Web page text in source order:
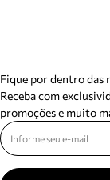
Fique por dentro das
Receba com
promoções e muito